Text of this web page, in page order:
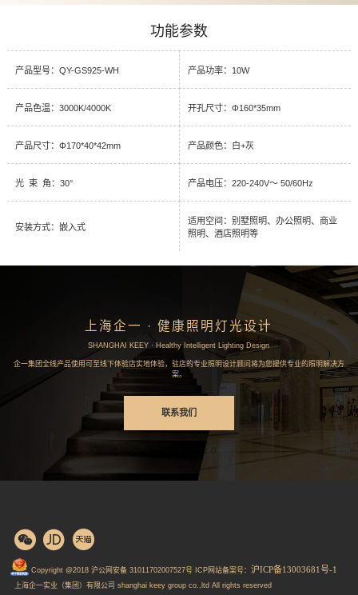
功能参数
产品型号：QY-GS925-WH 产品功率：10W
产品色温：3000K/4000K 开孔尺寸：Φ160*35mm
产品尺寸：Φ170*40*42mm 产品颜色：白+灰
光 束 角：30° 产品电压：220-240V～ 50/60Hz
安装方式：嵌入式
适用空间：别墅照明、办公照明、商业
照明、酒店照明等
上海企一 · 健康照明灯光设计
SHANGHAI KEEY · Healthy Intelligent Lighting Design
企一集团全线产品使用可至线下体验店实地体验，驻店的专业照明设计顾问将为您提供专业的照明解决方
案。
联系我们
Copyright @2018 沪公网安备 31011702007527号 ICP网站备案号： 沪ICP备13003681号-1
上海企一实业（集团）有限公司 shanghai keey group co.,ltd All rights reserved